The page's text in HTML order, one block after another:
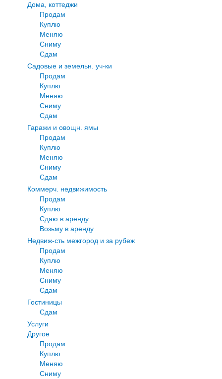
Дома, коттеджи
Продам
Куплю
Меняю
Сниму
Сдам
Садовые и земельн. уч-ки
Продам
Куплю
Меняю
Сниму
Сдам
Гаражи и овощн. ямы
Продам
Куплю
Меняю
Сниму
Сдам
Коммерч. недвижимость
Продам
Куплю
Сдаю в аренду
Возьму в аренду
Недвиж-сть межгород и за рубеж
Продам
Куплю
Меняю
Сниму
Сдам
Гостиницы
Сдам
Услуги
Другое
Продам
Куплю
Меняю
Сниму